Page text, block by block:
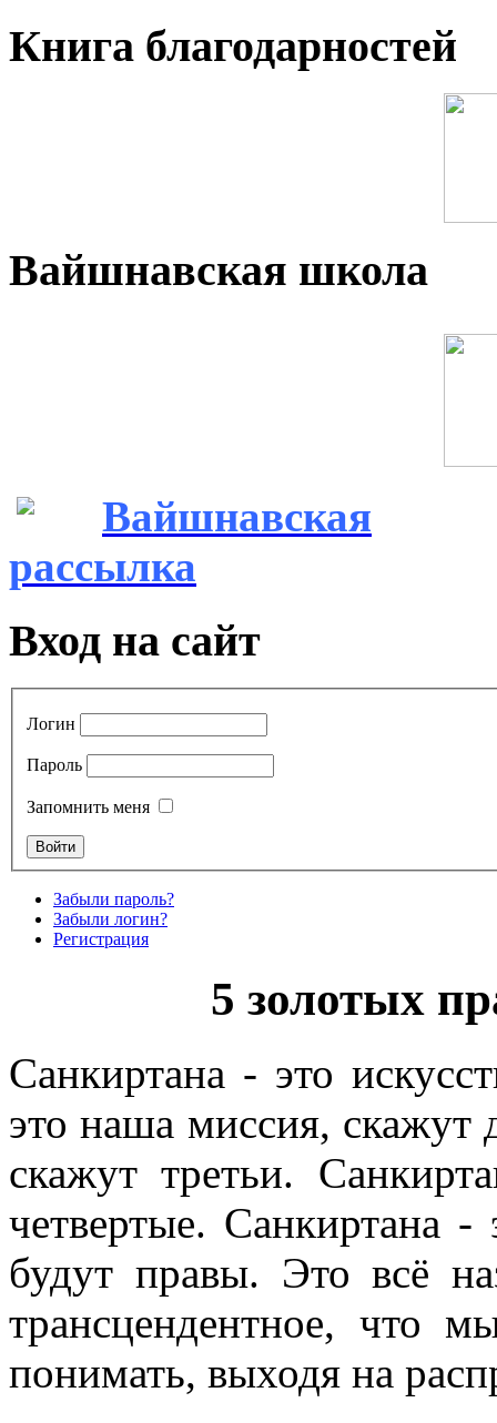
Книга благодарностей
Вайшнавская школа
Вайшнавская
рассылка
Вход на сайт
Логин
Пароль
Запомнить меня
Забыли пароль?
Забыли логин?
Регистрация
5 золотых
Санкиртана - это
это наша миссия, скажут
скажут третьи.
четвертые. Санкиртана -
будут правы. Это всё
трансцендентное, что
понимать, выходя на